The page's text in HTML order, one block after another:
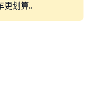
划算。